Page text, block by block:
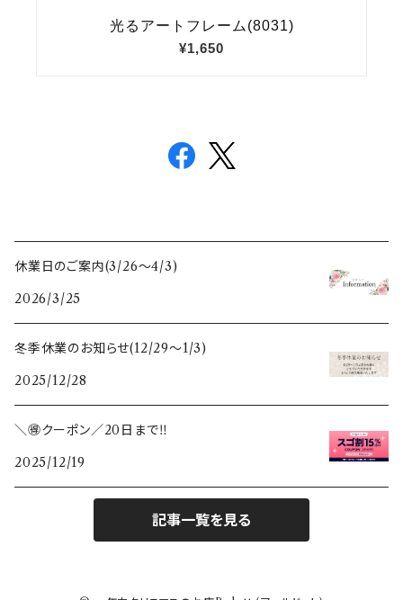
休業日のご案内(3/26〜4/3)
2026/3/25
冬季休業のお知らせ(12/29〜1/3)
2025/12/28
＼🉐クーポン／20日まで‼️
2025/12/19
記事一覧を見る